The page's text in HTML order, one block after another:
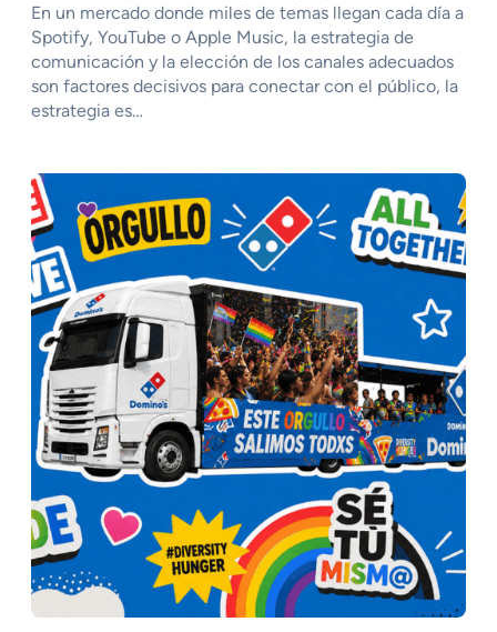
En un mercado donde miles de temas llegan cada día a
Spotify, YouTube o Apple Music, la estrategia de
comunicación y la elección de los canales adecuados
son factores decisivos para conectar con el público, la
estrategia es…